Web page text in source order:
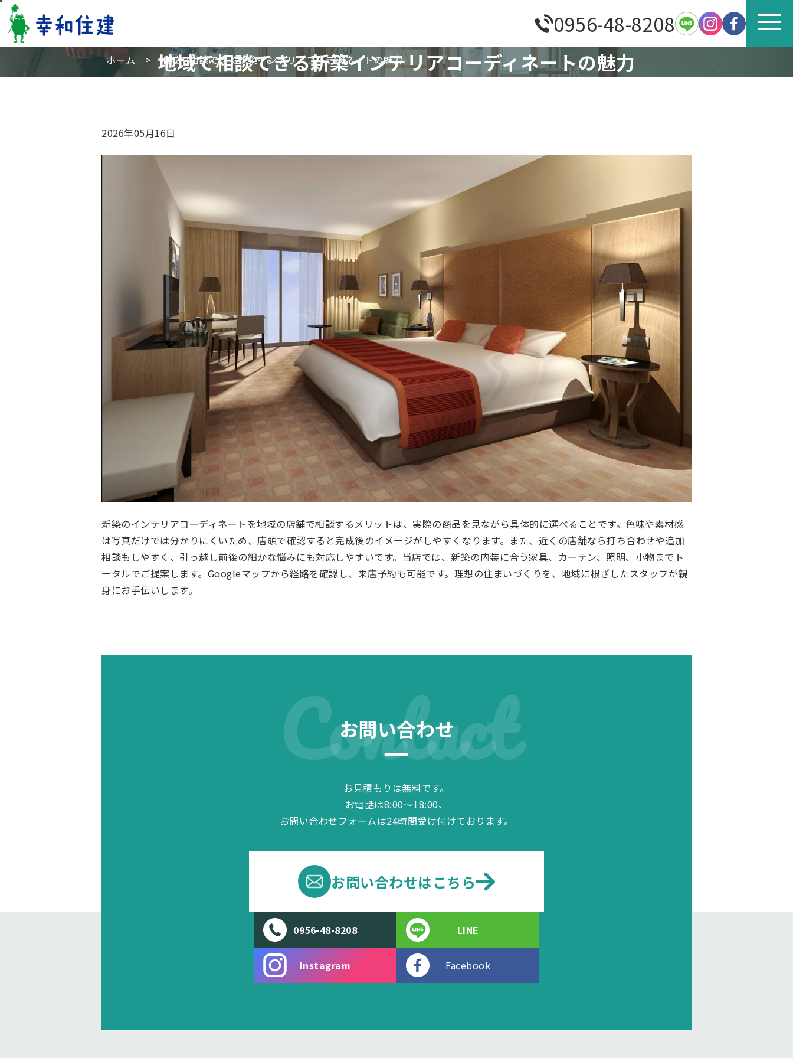
0956-48-8208
地域で相談できる新築インテリアコーディネートの魅力
ホーム > 地域で相談できる新築インテリアコーディネートの魅力
2026年05月16日
新築のインテリアコーディネートを地域の店舗で相談するメリットは、実際の商品を見ながら具体的に選べることです。色味や素材感
は写真だけでは分かりにくいため、店頭で確認すると完成後のイメージがしやすくなります。また、近くの店舗なら打ち合わせや追加
相談もしやすく、引っ越し前後の細かな悩みにも対応しやすいです。当店では、新築の内装に合う家具、カーテン、照明、小物までト
ータルでご提案します。Googleマップから経路を確認し、来店予約も可能です。理想の住まいづくりを、地域に根ざしたスタッフが親
身にお手伝いします。
Contact
お問い合わせ
お見積もりは無料です。
お電話は8:00～18:00、
お問い合わせフォームは24時間受け付けております。
お問い合わせはこちら
0956-48-8208 LINE
Instagram Facebook